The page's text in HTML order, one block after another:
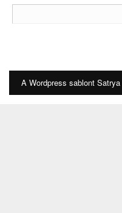
A Wordpress sablont Satrya